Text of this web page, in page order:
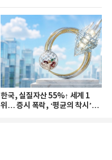
한국, 실질자산 55%↑ 세계 1
위… 증시 폭락, ‘평균의 착시’와